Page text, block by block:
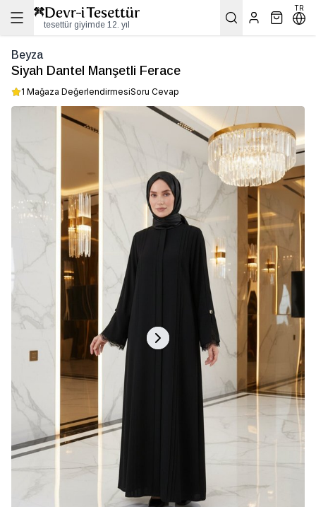
tesettür giyimde 12. yıl
TR
Beyza
Siyah Dantel Manşetli Ferace
1 Mağaza DeğerlendirmesiSoru Cevap